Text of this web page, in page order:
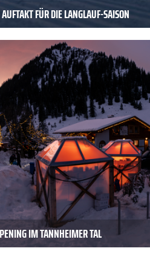
FÜR DIE LANGLAUF-SAISON
IM TANNHEIMER TAL